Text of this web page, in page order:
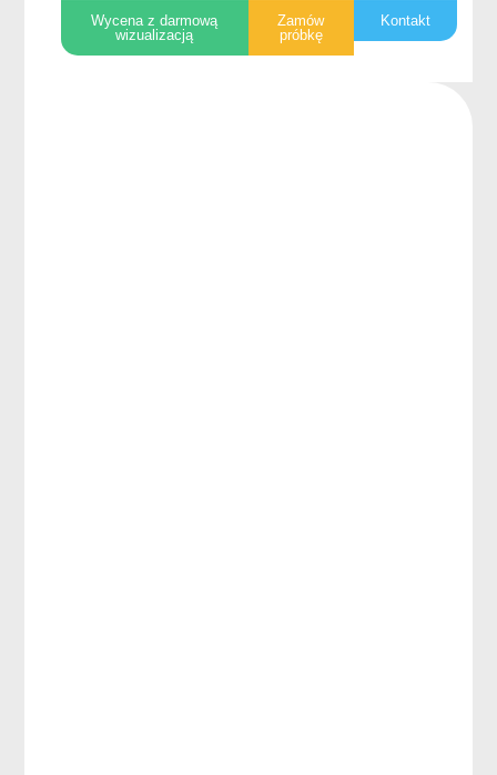
Wycena z darmową
wizualizacją
Zamów
próbkę
Kontakt